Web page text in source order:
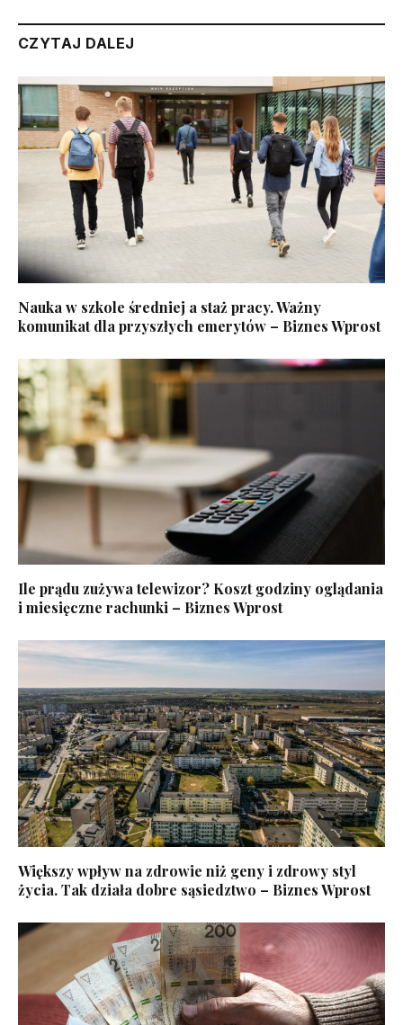
CZYTAJ DALEJ
Nauka w szkole średniej a staż pracy. Ważny
komunikat dla przyszłych emerytów – Biznes Wprost
Ile prądu zużywa telewizor? Koszt godziny oglądania
i miesięczne rachunki – Biznes Wprost
Większy wpływ na zdrowie niż geny i zdrowy styl
życia. Tak działa dobre sąsiedztwo – Biznes Wprost